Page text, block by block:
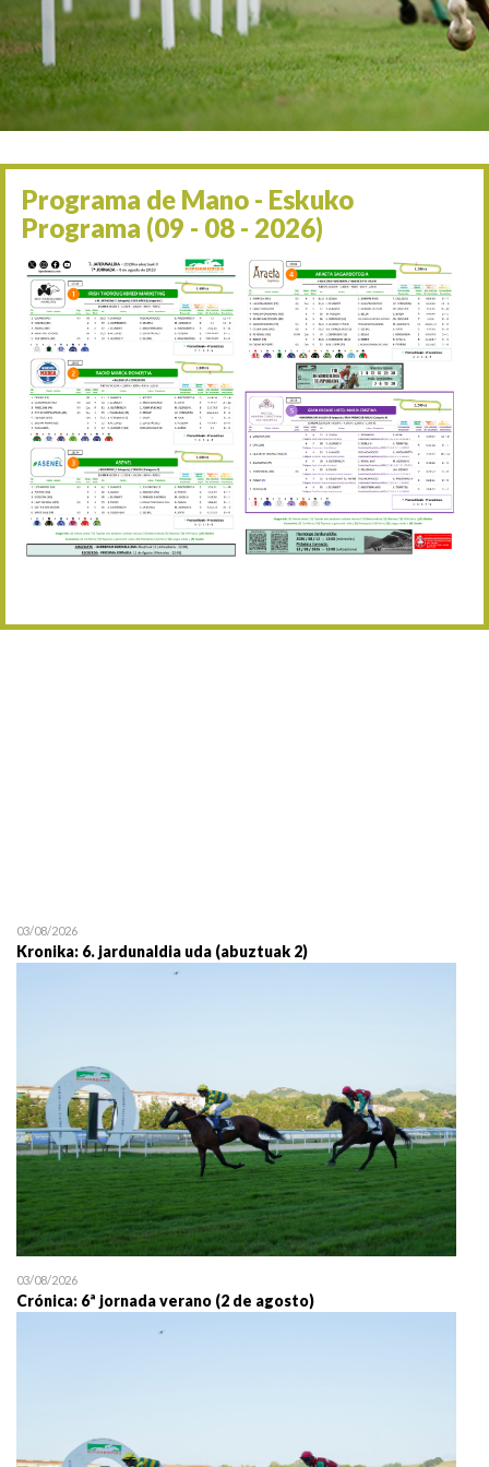
06/09 17:30 Irailaren 6a / 6 de
13/09 17:30 Irailaren 13a / 13 de
30/09 11:30 Irailaren 30a / 30 de
11/06 11:30
05/07 11:30 Uztailaren 5a / 5 de julio
12/07 11:30 Uztailaren 12a / 12 de
19/07 11:30 Uztailaren 19a / 19 de
25/07 11:30 Uztailaren 25a / 25 de
02/08 17:30 Abuztuaren 2a / 2 de
09/08 17:30 Abuztuaren 9a / 9 de
12/08 12:24 Abuztaren 12a / 12 de
15/08 17:05 Abuztuaren 15a / 15 de
30/08 17:30 Abuztuaren 30a / 30 de
19/07 11:30
Programa de Mano - Eskuko
Programa (09 - 08 - 2026)
03/08/2026
Kronika: 6. jardunaldia uda (abuztuak 2)
03/08/2026
Crónica: 6ª jornada verano (2 de agosto)